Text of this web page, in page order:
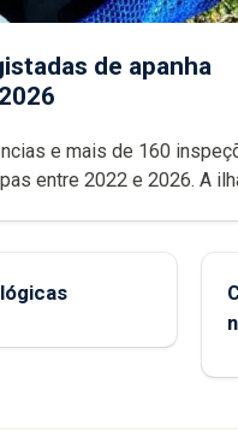
de apanha
160 inspeções
2022 e 2026. A ilha